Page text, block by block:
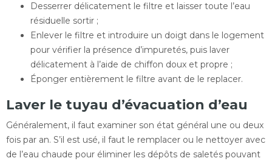
Desserrer délicatement le filtre et laisser toute l’eau
résiduelle sortir ;
Enlever le filtre et introduire un doigt dans le logement
pour vérifier la présence d’impuretés, puis laver
délicatement à l’aide de chiffon doux et propre ;
Éponger entièrement le filtre avant de le replacer.
Laver le tuyau d’évacuation d’eau
Généralement, il faut examiner son état général une ou deux
fois par an. S’il est usé, il faut le remplacer ou le nettoyer avec
de l’eau chaude pour éliminer les dépôts de saletés pouvant